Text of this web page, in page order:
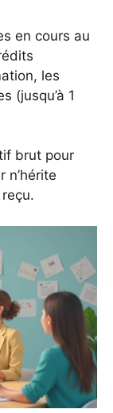
en cours au
les
(jusqu’à 1
brut pour
n’hérite